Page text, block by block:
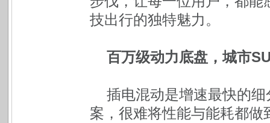
技出行的独特魅力。
百万级动力底盘，城市
插电混动是增速最快的
案，很难将性能与能耗都